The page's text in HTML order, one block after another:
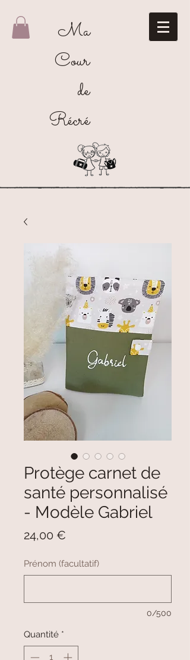
Ma
Cour
de
Récré
Protège carnet de
santé personnalisé
- Modèle Gabriel
24,00 €
Prénom (facultatif)
0/500
Quantité *